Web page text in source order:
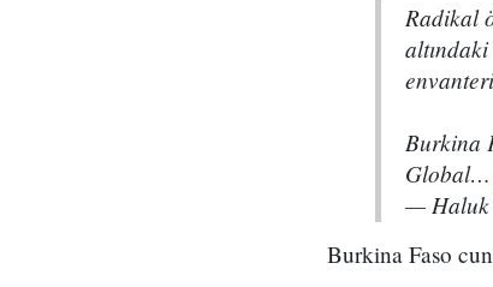
Radikal
Burkina
Global…
— Haluk
Burkina Faso